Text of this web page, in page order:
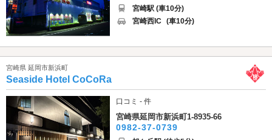
宮崎駅 (車10分)
宮崎西IC (車10分)
宮崎県 延岡市新浜町
Seaside Hotel CoCoRa
口コミ - 件
宮崎県延岡市新浜町1-8935-66
0982-37-0739